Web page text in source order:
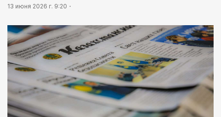
13 июня 2026 г. 9:20